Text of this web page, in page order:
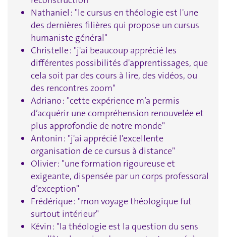
Nathaniel : "le cursus en théologie est l'une
des dernières filières qui propose un cursus
humaniste général"
Christelle : "j'ai beaucoup apprécié les
différentes possibilités d'apprentissages, que
cela soit par des cours à lire, des vidéos, ou
des rencontres zoom"
Adriano : "cette expérience m’a permis
d’acquérir une compréhension renouvelée et
plus approfondie de notre monde"
Antonin : "j'ai apprécié l'excellente
organisation de ce cursus à distance"
Olivier : "une formation rigoureuse et
exigeante, dispensée par un corps professoral
d’exception"
Frédérique : "mon voyage théologique fut
surtout intérieur"
Kévin : "la théologie est la question du sens